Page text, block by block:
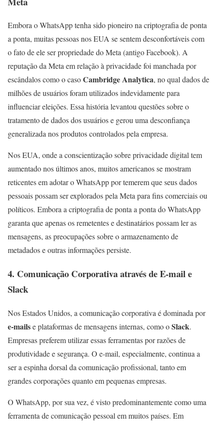
Embora o WhatsApp tenha sido pioneiro na criptografia de ponta
a ponta, muitas pessoas nos EUA se sentem desconfortáveis com
o fato de ele ser propriedade do Meta (antigo Facebook). A
reputação da Meta em relação à privacidade foi manchada por
escândalos como o casoCambridge Analytica, no qual dados de
milhões de usuários foram utilizados indevidamente para
influenciar eleições. Essa história levantou questões sobre o
tratamento de dados dos usuários e gerou uma desconfiança
generalizada nos produtos controlados pela empresa.
Nos EUA, onde a conscientização sobre privacidade digital tem
aumentado nos últimos anos, muitos americanos se mostram
reticentes em adotar o WhatsApp por temerem que seus dados
pessoais possam ser explorados pela Meta para fins comerciais ou
políticos. Embora a criptografia de ponta a ponta do WhatsApp
garanta que apenas os remetentes e destinatários possam ler as
mensagens, as preocupações sobre o armazenamento de
metadados e outras informações persiste.
4. Comunicação Corporativa através de E-mail e
Slack
Nos Estados Unidos, a comunicação corporativa é dominada por
e-mailse plataformas de mensagens internas, como oSlack.
Empresas preferem utilizar essas ferramentas por razões de
produtividade e segurança. O e-mail, especialmente, continua a
ser a espinha dorsal da comunicação profissional, tanto em
grandes corporações quanto em pequenas empresas.
O WhatsApp, por sua vez, é visto predominantemente como uma
ferramenta de comunicação pessoal em muitos países. Em